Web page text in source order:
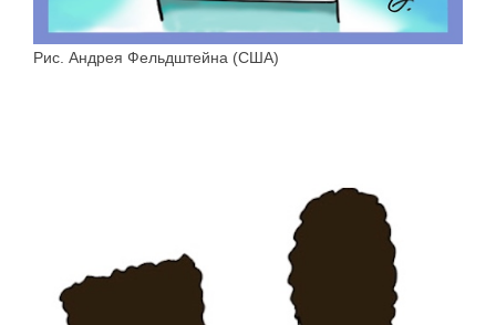
Рис. Андрея Фельдштейна (США)